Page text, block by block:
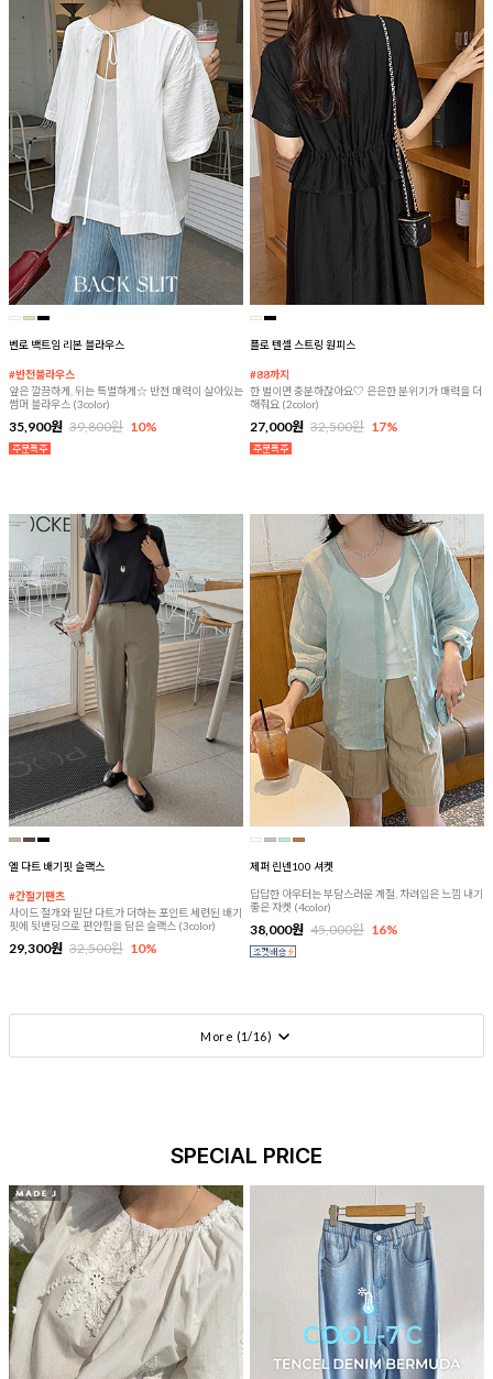
벤로 백트임 리본 블라우스
#반전블라우스
앞은 깔끔하게, 뒤는 특별하게☆ 반전 매력이 살아있는
썸머 블라우스 (3color)
35,900원 39,800원 10%
플로 텐셀 스트링 원피스
#88까지
한 벌이면 충분하잖아요♡ 은은한 분위기가 매력을 더
해줘요 (2color)
27,000원 32,500원 17%
엘 다트 배기핏 슬랙스
#간절기팬츠
사이드 절개와 밑단 다트가 더하는 포인트 세련된 배기
핏에 뒷밴딩으로 편안함을 담은 슬랙스 (3color)
29,300원 32,500원 10%
제퍼 린넨100 셔켓
답답한 아우터는 부담스러운 계절, 차려입은 느낌 내기
좋은 자켓 (4color)
38,000원 45,000원 16%
More (1/16)
SPECIAL PRICE